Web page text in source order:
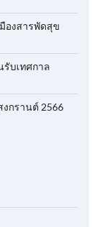
องสารพัดสุข
รับเทศกาล
กรานต์ 2566